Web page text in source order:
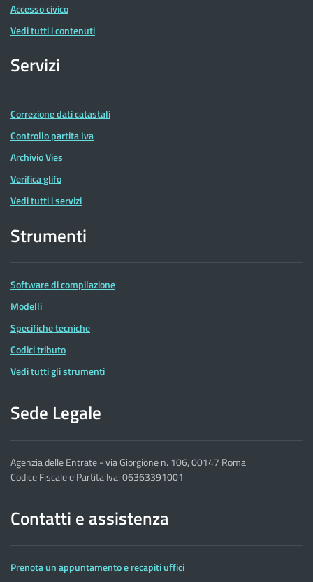
Accesso civico
Vedi tutti i contenuti
Servizi
Correzione dati catastali
Controllo partita Iva
Archivio Vies
Verifica glifo
Vedi tutti i servizi
Strumenti
Software di compilazione
Modelli
Specifiche tecniche
Codici tributo
Vedi tutti gli strumenti
Sede Legale
Agenzia delle Entrate - via Giorgione n. 106, 00147 Roma
Codice Fiscale e Partita Iva: 06363391001
Contatti e assistenza
Prenota un appuntamento e recapiti uffici